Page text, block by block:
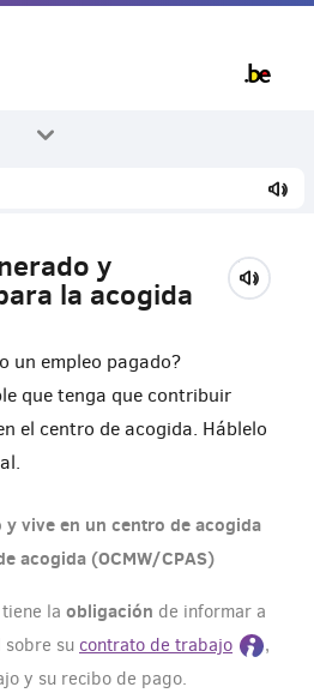
y
la acogida
un empleo pagado?
que tenga que contribuir
el centro de acogida. Háblelo
y vive en un centro de acogida
acogida (OCMW/CPAS)
la obligación de informar a
sobre su contrato de trabajo
,
y su recibo de pago.